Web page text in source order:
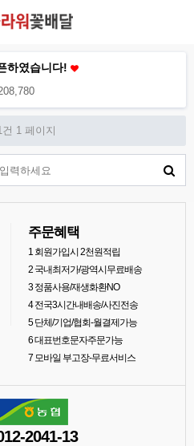
하였습니다!
1 페이지
주문혜택
1회원가입시 2천원적립
2국내최저가/광역시무료배송
3정품사용/재생화환NO
4전국3시간내배송/사진전송
5단체/기업/협회-월결제가능
6대표번호문자주문가능
7모바일 부고장-무료서비스
2041-13